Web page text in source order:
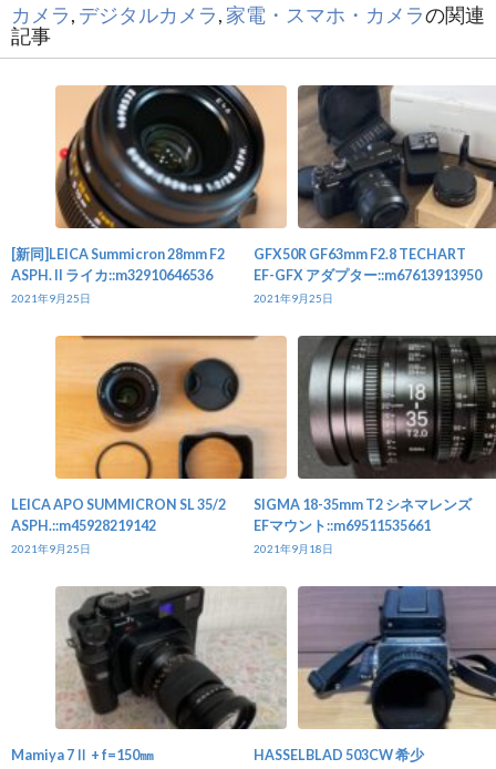
カメラ, デジタルカメラ, 家電・スマホ・カメラの関連
記事
[新同]LEICA Summicron 28mm F2
ASPH. II ライカ::m32910646536
2021年9月25日
GFX50R GF63mm F2.8 TECHART
EF-GFX アダプター::m67613913950
2021年9月25日
LEICA APO SUMMICRON SL 35/2
ASPH.::m45928219142
2021年9月25日
SIGMA 18-35mm T2 シネマレンズ
EFマウント::m69511535661
2021年9月18日
Mamiya 7Ⅱ + f=150㎜
HASSELBLAD 503CW 希少